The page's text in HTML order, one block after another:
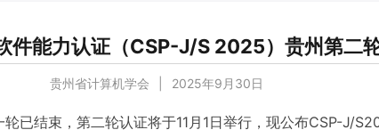
件能力认证（CSP-J/S 2025）贵州第二
贵州省计算机学会 2025年9月30日
已结束，第二轮认证将于11月1日举行，现公布CSP-J/